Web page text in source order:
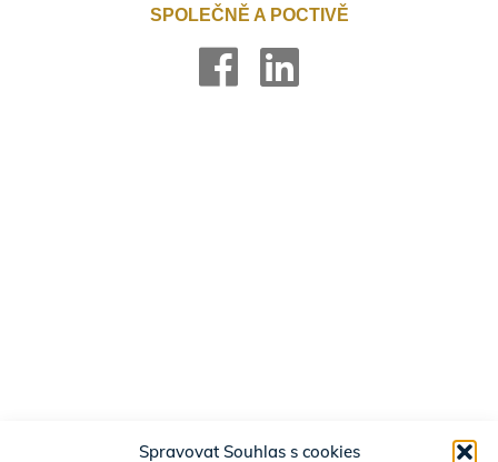
Spravovat Souhlas s cookies
SPOLEČNĚ A POCTIVĚ